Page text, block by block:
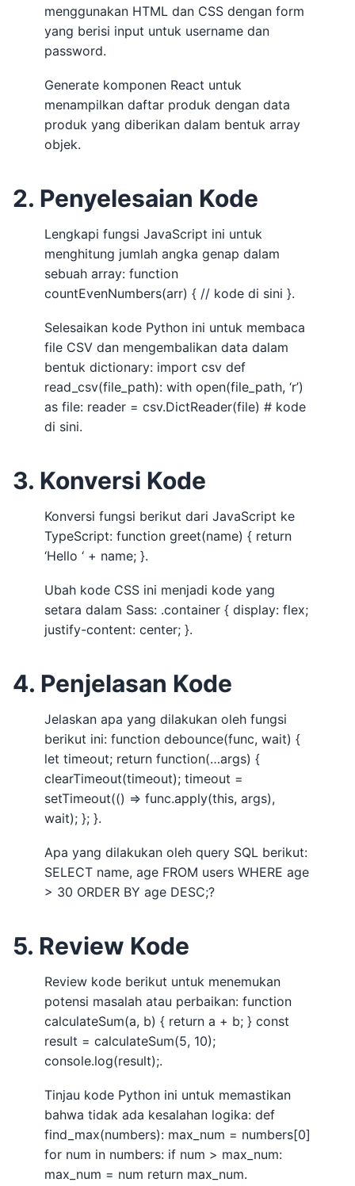
menggunakan HTML dan CSS dengan form
yang berisi input untuk username dan
password.
Generate komponen React untuk
menampilkan daftar produk dengan data
produk yang diberikan dalam bentuk array
objek.
2. Penyelesaian Kode
Lengkapi fungsi JavaScript ini untuk
menghitung jumlah angka genap dalam
sebuah array: function
countEvenNumbers(arr) { // kode di sini }.
Selesaikan kode Python ini untuk membaca
file CSV dan mengembalikan data dalam
bentuk dictionary: import csv def
read_csv(file_path): with open(file_path, ‘r’)
as file: reader = csv.DictReader(file) # kode
di sini.
3. Konversi Kode
Konversi fungsi berikut dari JavaScript ke
TypeScript: function greet(name) { return
‘Hello ‘ + name; }.
Ubah kode CSS ini menjadi kode yang
setara dalam Sass: .container { display: flex;
justify-content: center; }.
4. Penjelasan Kode
Jelaskan apa yang dilakukan oleh fungsi
berikut ini: function debounce(func, wait) {
let timeout; return function(…args) {
clearTimeout(timeout); timeout =
setTimeout(() => func.apply(this, args),
wait); }; }.
Apa yang dilakukan oleh query SQL berikut:
SELECT name, age FROM users WHERE age
> 30 ORDER BY age DESC;?
5. Review Kode
Review kode berikut untuk menemukan
potensi masalah atau perbaikan: function
calculateSum(a, b) { return a + b; } const
result = calculateSum(5, 10);
console.log(result);.
Tinjau kode Python ini untuk memastikan
bahwa tidak ada kesalahan logika: def
find_max(numbers): max_num = numbers[0]
for num in numbers: if num > max_num:
max_num = num return max_num.